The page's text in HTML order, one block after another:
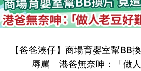
【爸爸湊仔】商場育嬰室幫BB
辱罵 港爸無奈呻：「做人